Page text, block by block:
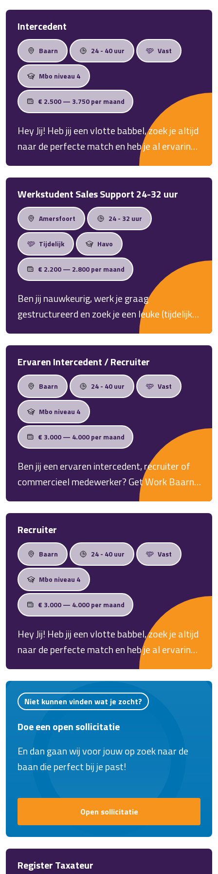
Intercedent
Baarn 24 - 40 uur Vast
Mbo niveau 4
€ 2.500 — 3.750 per maand
Hey Jij! Heb jij een vlotte babbel, zoek je altijd
naar de perfecte match en heb je al ervaring
als Intercedent? Mooi, dan hebben wij de
juiste baan voor jou!
Werkstudent Sales Support 24-32 uur
Amersfoort 24 - 32 uur
Tijdelijk Havo
€ 2.200 — 2.800 per maand
Ben jij nauwkeurig, werk je graag
gestructureerd en zoek je een leuke (tijdelijke)
baan waarin je écht iets toevoegt? Dan
hebben wij een mooie uitdaging voor je!
Ervaren Intercedent / Recruiter
Baarn 24 - 40 uur Vast
Mbo niveau 4
€ 3.000 — 4.000 per maand
Ben jij een ervaren intercedent, recruiter of
commercieel medewerker? Get Work Baarn
zoekt een ervaren intercedent voor 24–40
uur per week. Bouw klantrelaties op en
match kandidaten met bedrijven in de regio.
Recruiter
Baarn 24 - 40 uur Vast
Mbo niveau 4
€ 3.000 — 4.000 per maand
Hey Jij! Heb jij een vlotte babbel, zoek je altijd
naar de perfecte match en heb je al ervaring
als Recruiter? Mooi, dan hebben wij de juiste
baan voor jou!
Niet kunnen vinden wat je zocht?
Doe een open sollicitatie
En dan gaan wij voor jouw op zoek naar de
baan die perfect bij je past!
Open sollicitatie
Register Taxateur